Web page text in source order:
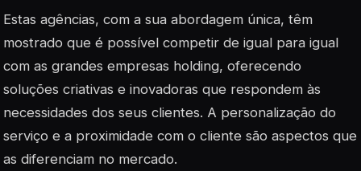
Estas agências, com a sua abordagem única, têm
mostrado que é possível competir de igual para igual
com as grandes empresas holding, oferecendo
soluções criativas e inovadoras que respondem às
necessidades dos seus clientes. A personalização do
serviço e a proximidade com o cliente são aspectos que
as diferenciam no mercado.